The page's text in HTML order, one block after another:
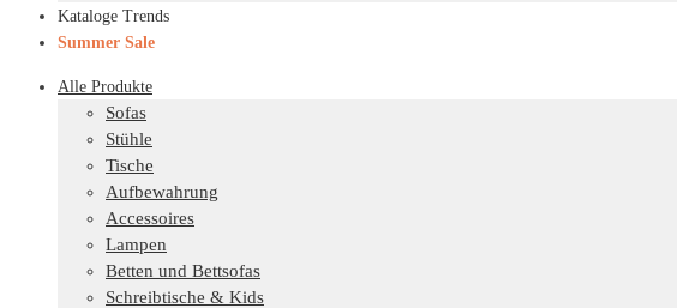
Kataloge Trends
Summer Sale
Alle Produkte
Sofas
Stühle
Tische
Aufbewahrung
Accessoires
Lampen
Betten und Bettsofas
Schreibtische & Kids